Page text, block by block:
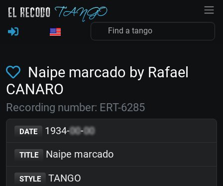
Naipe marcado by Rafael
CANARO
Recording number: ERT-6285
DATE 1934-00-00
TITLE Naipe marcado
STYLE TANGO